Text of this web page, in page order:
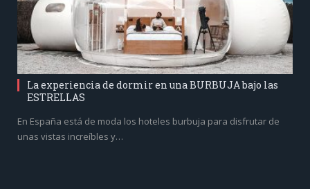
La experiencia de dormir en una BURBUJA bajo las
ESTRELLAS
En España está de moda los hoteles burbuja para disfrutar de
unas vistas increíbles y…